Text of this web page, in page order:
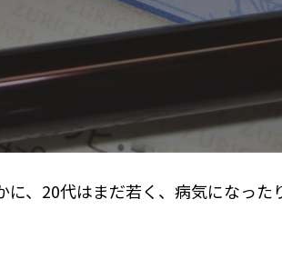
、20代はまだ若く、病気になっ